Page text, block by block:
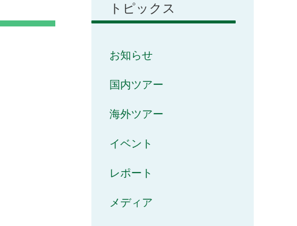
トピックス
お知らせ
国内ツアー
海外ツアー
イベント
レポート
メディア